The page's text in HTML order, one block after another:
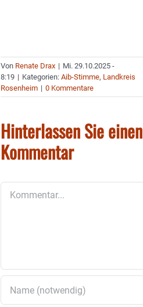
Von Renate Drax | Mi. 29.10.2025 -
8:19 | Kategorien:Aib-Stimme, Landkreis
Rosenheim | 0 Kommentare
Hinterlassen Sie einen
Kommentar